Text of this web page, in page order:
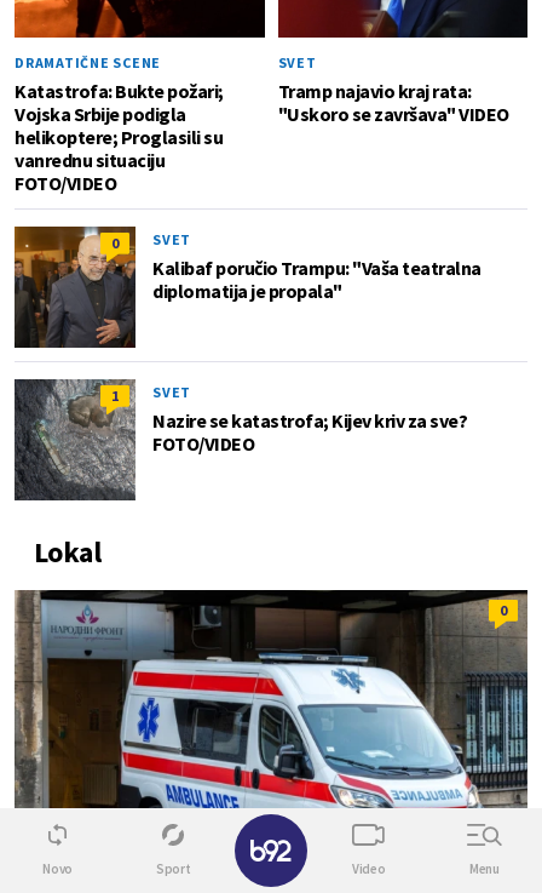
DRAMATIČNE SCENE
Katastrofa: Bukte požari;
Vojska Srbije podigla
helikoptere; Proglasili su
vanrednu situaciju
FOTO/VIDEO
SVET
Tramp najavio kraj rata:
"Uskoro se završava" VIDEO
0 SVET
Kalibaf poručio Trampu: "Vaša teatralna
diplomatija je propala"
1 SVET
Nazire se katastrofa; Kijev kriv za sve?
FOTO/VIDEO
Lokal
0
Novo Sport Video Menu
✕